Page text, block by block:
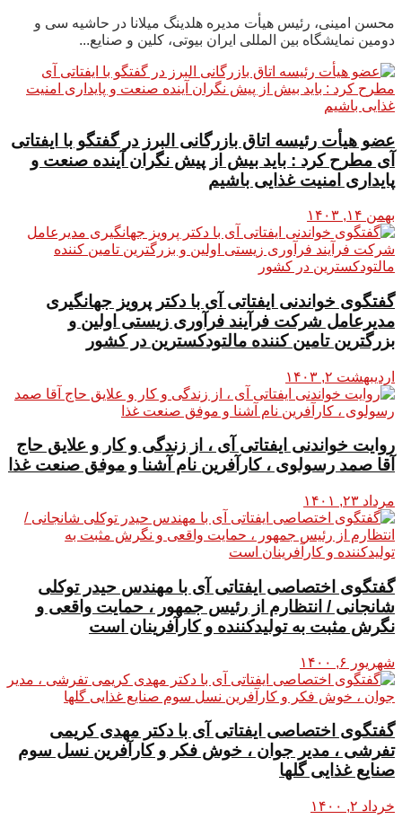
محسن امینی، رئیس هیأت مدیره هلدینگ میلانا در حاشیه سی و
دومین نمایشگاه بین المللی ایران بیوتی، کلین و صنایع...
عضو هیأت رئیسه اتاق بازرگانی البرز در گفتگو با ایفتاتی
آی مطرح کرد : باید بیش از پیش نگران آینده صنعت و
پایداری امنیت غذایی باشیم
بهمن ۱۴, ۱۴۰۳
گفتگوی خواندنی ایفتاتی آی با دکتر پرویز جهانگیری
مدیرعامل شرکت فرآیند فرآوری زیستی اولین و
بزرگترین تامین کننده مالتودکسترین در کشور
اردیبهشت ۲, ۱۴۰۳
روایت خواندنی ایفتاتی آی ، از زندگی و کار و علایق حاج
آقا صمد رسولوی ، کارآفرین نام آشنا و موفق صنعت غذا
مرداد ۲۳, ۱۴۰۱
گفتگوی اختصاصی ایفتاتی آی با مهندس حیدر توکلی
شانجانی / انتظارم از رئیس جمهور ، حمایت واقعی و
نگرش مثبت به تولیدکننده و کارآفرینان است
شهریور ۶, ۱۴۰۰
گفتگوی اختصاصی ایفتاتی آی با دکتر مهدی کریمی
تفرشی ، مدیر جوان ، خوش فکر و کارآفرین نسل سوم
صنایع غذایی گلها
خرداد ۲, ۱۴۰۰